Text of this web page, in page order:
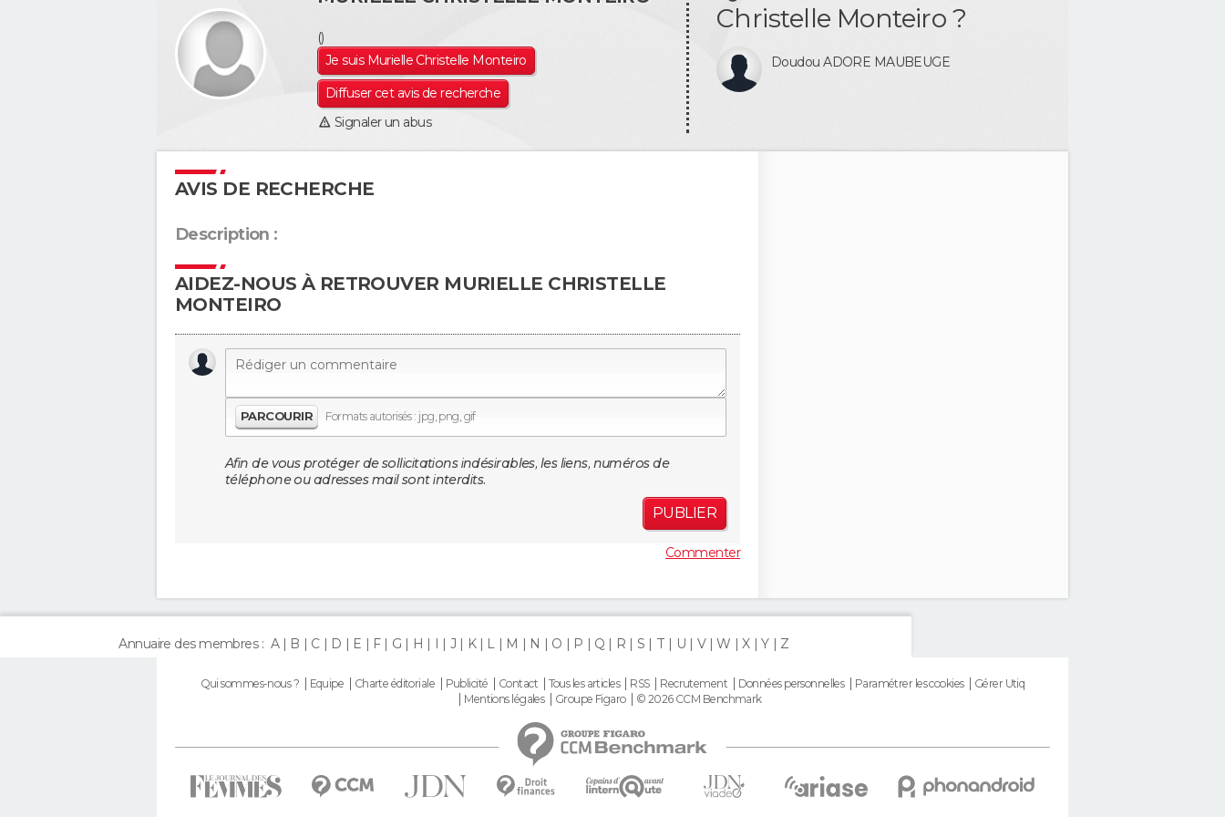
()
Je suis Murielle Christelle Monteiro
Diffuser cet avis de recherche
Signaler un abus
Christelle Monteiro ?
Doudou ADORE MAUBEUGE
AVIS DE RECHERCHE
Description :
AIDEZ-NOUS À RETROUVER MURIELLE CHRISTELLE
MONTEIRO
PARCOURIR Formats autorisés : jpg, png, gif
Afin de vous protéger de sollicitations indésirables, les liens, numéros de
téléphone ou adresses mail sont interdits.
PUBLIER
Commenter
Annuaire des membres : A B C D E F G H I J K L M N O P Q R S T U V W X Y Z
Qui sommes-nous ? Equipe Charte éditoriale Publicité Contact Tous les articles RSS Recrutement Données personnelles Paramétrer les cookies
Gérer Utiq
Mentions légales
Groupe Figaro © 2026 CCM Benchmark